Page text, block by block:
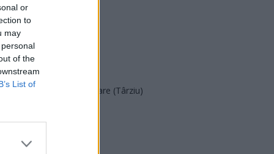
or
to
may
of the
List of
SENS
SOS (Șoșoacă)
POT (Gavrilă)
PACE (Peia)
Acțiunea Conservatoare (Târziu)
PNȚCD (Pavelescu)